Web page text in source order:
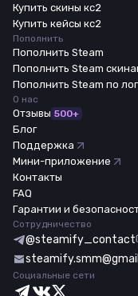
Купить скины кс2
Купить кейсы кс2
Пополнить
Пополнить Steam
Пополнить Steam
Пополнить Steam по
О нас
Отзывы 500+
Блог
Поддержка
Мини-приложение
Контакты
FAQ
Гарантии и
Сотрудничество
@steamify_contact
Социальные сети